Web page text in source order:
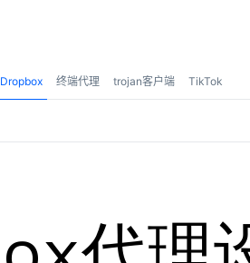
Dropbox 终端代理 trojan客户端 TikTok